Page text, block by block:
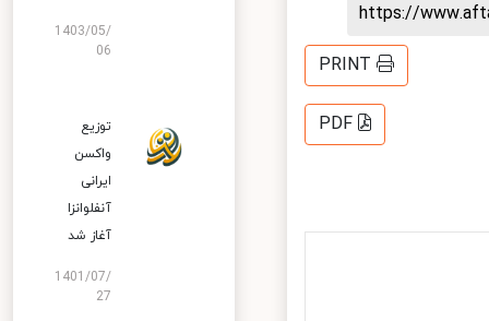
https://
PRINT
PDF
1403/05/
06
توزیع
واکسن
ایرانی
آنفلوانزا
آغاز شد
1401/07/
27